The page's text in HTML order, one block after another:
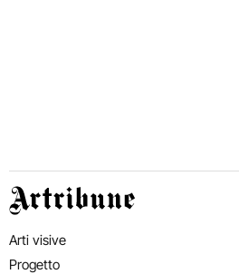
Artribune
Arti visive
Progetto